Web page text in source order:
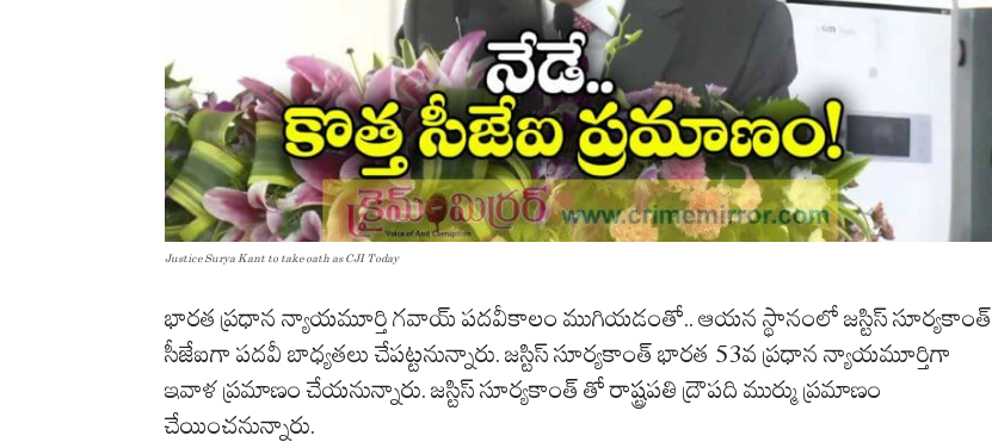
Justice Surya Kant to take oath as CJI Today
భారత ప్రధాన న్యాయమూర్తి గవాయ్ పదవీకాలం ముగియడంతో.. ఆయన స్థానంలో జస్టిస్‌ సూర్యకాంత్‌
సీజేఐగా పదవీ బాధ్యతలు చేపట్టనున్నారు. జస్టిస్‌ సూర్యకాంత్‌ భారత 53వ ప్రధాన న్యాయమూర్తిగా
ఇవాళ ప్రమాణం చేయనున్నారు. జస్టిస్‌ సూర్యకాంత్‌ తో రాష్ట్రపతి ద్రౌపది ముర్ము ప్రమాణం
చేయించనున్నారు.